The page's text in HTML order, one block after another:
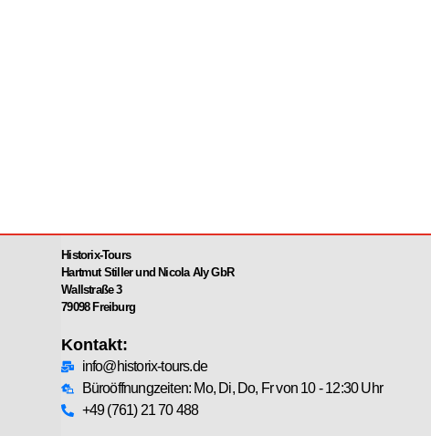
Historix-Tours
Hartmut Stiller und Nicola Aly GbR
Wallstraße 3
79098 Freiburg
Kontakt:
info@historix-tours.de
Büroöffnungzeiten: Mo, Di, Do, Fr von 10 - 12:30 Uhr
+49 (761) 21 70 488